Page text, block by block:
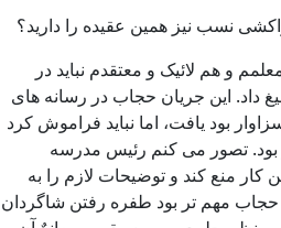
نسب نیز همین عقیده را دارید؟
و هم لائیک و معتقدم نباید در
داد. این جریان حجاب در رسانه های
بود یافت، اما نباید فراموش کرد
بود. تصور می کنم رئیس مدرسه
کار منع کند و توضیحات لازم را به
حجاب مهم تر بود طفره رفتن شاگردان